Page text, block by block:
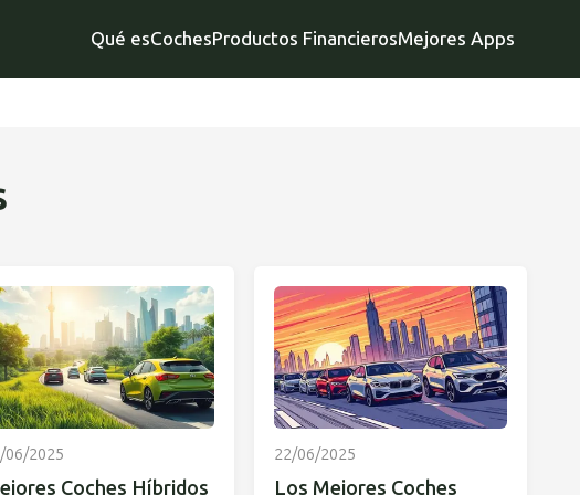
Qué esCochesProductos FinancierosMejores Apps
06/2025
Coches Híbridos
22/06/2025
Los Mejores Coches